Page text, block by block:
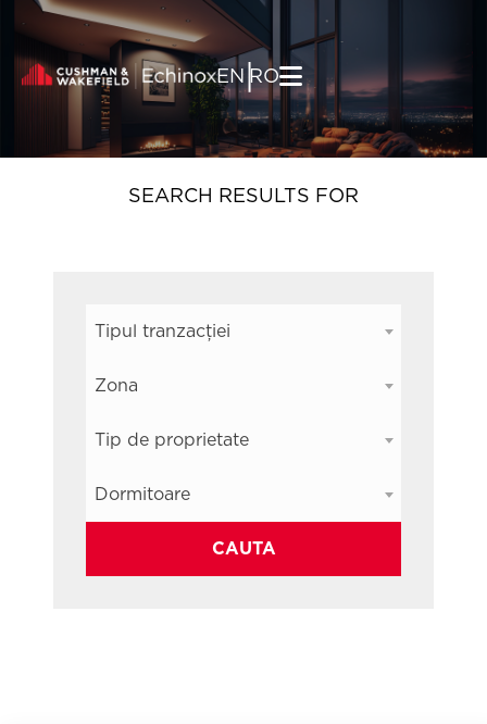
Skip to content
EN|RO
SEARCH RESULTS FOR
Tipul tranzacției
Zona
Tip de proprietate
Dormitoare
CAUTA